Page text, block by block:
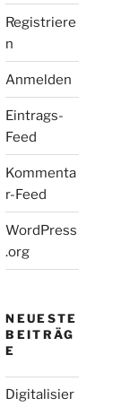
Registriere
n
Anmelden
Eintrags-
Feed
Kommenta
r-Feed
WordPress
.org
NEUESTE
BEITRÄG
E
Digitalisier